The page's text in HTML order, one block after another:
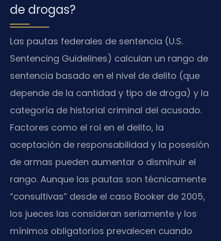
de drogas?
Las pautas federales de sentencia (U.S.
Sentencing Guidelines) calculan un rango de
sentencia basado en el nivel de delito (que
depende de la cantidad y tipo de droga) y la
categoría de historial criminal del acusado.
Factores como el rol en el delito, la
aceptación de responsabilidad y la posesión
de armas pueden aumentar o disminuir el
rango. Aunque las pautas son técnicamente
“consultivas” desde el caso Booker de 2005,
los jueces las consideran seriamente y los
mínimos obligatorios prevalecen cuando